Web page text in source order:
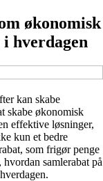
økonomisk
hverdagen
kan skabe
skabe økonomisk
effektive løsninger,
kun et bedre
som frigør penge
samlerabat på